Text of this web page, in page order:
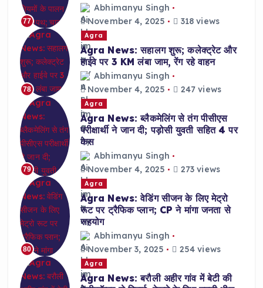
77
Abhimanyu Singh
November 4, 2025
318 views
78
Agra
Agra News: सहालग शुरू; कलेक्ट्रेट और
हाईवे पर 3 KM लंबा जाम, रेंग रहे वाहन
Abhimanyu Singh
November 4, 2025
247 views
79
Agra
Agra News: ब्लैकमेलिंग से तंग पीसीएस
परीक्षार्थी ने जान दी; पड़ोसी युवती सहित 4 पर
केस
Abhimanyu Singh
November 4, 2025
273 views
80
Agra
Agra News: वेडिंग सीजन के लिए मेट्रो
रूट पर ट्रैफिक प्लान; CP ने मांगा जनता से
सहयोग
Abhimanyu Singh
November 3, 2025
254 views
Agra
Agra News: बरौली अहीर गांव में बेटी की